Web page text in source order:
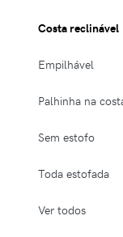
Costa reclinável
Empilhável
Palhinha na
Sem estofo
Toda estofada
Ver todos